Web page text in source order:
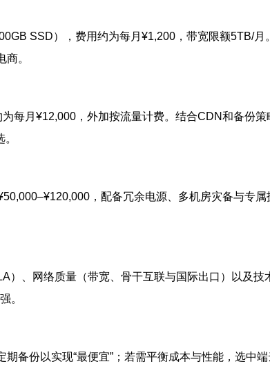
SSD），费用约为每月¥1,200，带宽限额5TB/
。
每月¥12,000，外加按流量计费。结合CDN和备份
，配备冗余电源、多机房灾备与专
）、网络质量（带宽、骨干互联与国际出口）以及
。
备份以实现“最便宜”；若需平衡成本与性能，选中